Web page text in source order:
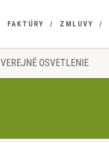
FAKTÚRY ZMLUVY
VEREJNÉ OSVETLENIE